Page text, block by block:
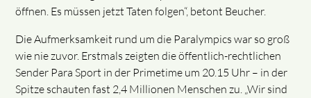
öffnen. Es müssen jetzt Taten folgen“, betont Beucher.
Die Aufmerksamkeit rund um die Paralympics war so groß
wie nie zuvor. Erstmals zeigten die öffentlich-rechtlichen
Sender Para Sport in der Primetime um 20.15 Uhr – in der
Spitze schauten fast 2,4 Millionen Menschen zu. „Wir sind